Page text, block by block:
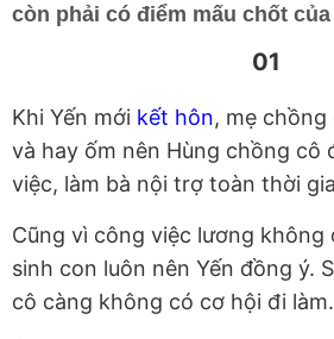
còn phải có điểm mấu chốt
01
Khi Yến mới kết hôn, mẹ chồng
và hay ốm nên Hùng chồng cô
việc, làm bà nội trợ toàn thời
Cũng vì công việc lương không
sinh con luôn nên Yến đồng ý.
cô càng không có cơ hội đi làm.